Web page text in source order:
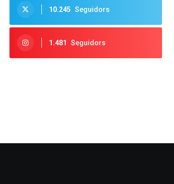
10.245 Seguidors
1.481 Seguidors